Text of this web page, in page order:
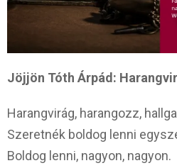
Jöjjön Tóth Árpád:
Harangvirág, harangozz,
Szeretnék boldog lenni
Boldog lenni, nagyon, nagyon.